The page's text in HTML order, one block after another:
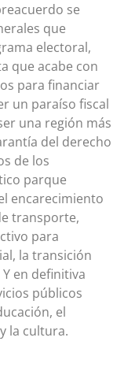
se
que
electoral,
que acabe con
para financiar
un paraíso fiscal
una región más
del derecho
de los
parque
encarecimiento
transporte,
para
la transición
en definitiva
públicos
el
la cultura.